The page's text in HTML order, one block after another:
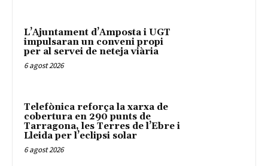
L’Ajuntament d’Amposta i UGT
impulsaran un conveni propi
per al servei de neteja viària
6 agost 2026
Telefònica reforça la xarxa de
cobertura en 290 punts de
Tarragona, les Terres de l’Ebre i
Lleida per l’eclipsi solar
6 agost 2026